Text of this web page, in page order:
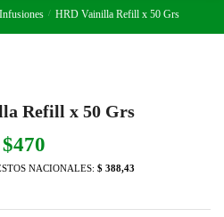
/ HRD Vainilla Refill x 50 Grs
Refill x 50 Grs
$470
NACIONALES: $ 388,43